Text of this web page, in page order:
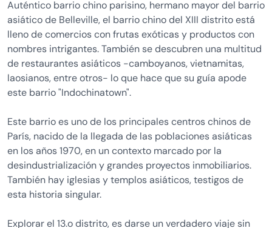
Auténtico barrio chino parisino, hermano mayor del barrio
asiático de Belleville, el barrio chino del XIII distrito está
lleno de comercios con frutas exóticas y productos con
nombres intrigantes. También se descubren una multitud
de restaurantes asiáticos -camboyanos, vietnamitas,
laosianos, entre otros- lo que hace que su guía apode
este barrio "Indochinatown".
Este barrio es uno de los principales centros chinos de
París, nacido de la llegada de las poblaciones asiáticas
en los años 1970, en un contexto marcado por la
desindustrialización y grandes proyectos inmobiliarios.
También hay iglesias y templos asiáticos, testigos de
esta historia singular.
Explorar el 13.o distrito, es darse un verdadero viaje sin